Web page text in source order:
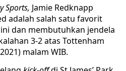
Sports, Jamie Redknapp
adalah salah satu favorit
dan membutuhkan jendela
3-2 atas Tottenham
malam WIB.